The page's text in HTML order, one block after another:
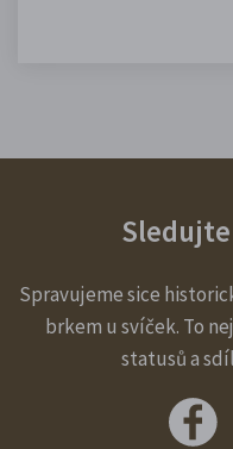
Spravujeme sice
brkem u svíček. To
statusů a